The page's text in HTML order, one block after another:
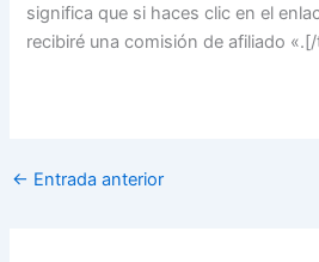
significa que si haces clic en el
recibiré una comisión de afiliado
← Entrada anterior